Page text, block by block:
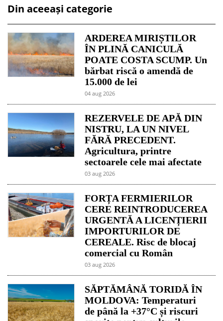
Din aceeași categorie
ARDEREA MIRIȘTILOR
ÎN PLINĂ CANICULĂ
POATE COSTA SCUMP. Un
bărbat riscă o amendă de
15.000 de lei
04 aug 2026
REZERVELE DE APĂ DIN
NISTRU, LA UN NIVEL
FĂRĂ PRECEDENT.
Agricultura, printre
sectoarele cele mai afectate
03 aug 2026
FORȚA FERMIERILOR
CERE REINTRODUCEREA
URGENTĂ A LICENȚIERII
IMPORTURILOR DE
CEREALE. Risc de blocaj
comercial cu Român
03 aug 2026
SĂPTĂMÂNĂ TORIDĂ ÎN
MOLDOVA: Temperaturi
de până la +37°C și riscuri